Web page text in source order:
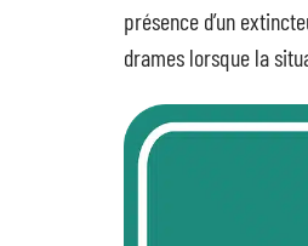
présence d’un
drames lorsque la